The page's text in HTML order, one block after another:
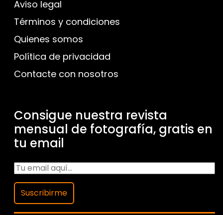
Aviso legal
Términos y condiciones
Quienes somos
Política de privacidad
Contacte con nosotros
Consigue nuestra revista
mensual de fotografía, gratis en
tu email
Suscribirme